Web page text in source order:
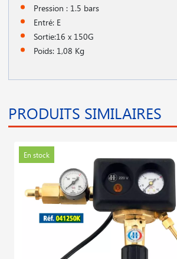
Pression : 1.5 bars
Entré: E
Sortie:16 x 150G
Poids: 1,08 Kg
PRODUITS SIMILAIRES
En stock